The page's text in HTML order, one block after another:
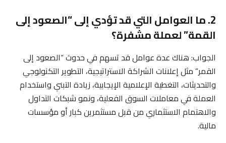
2. ما العوامل التي قد تؤدي إلى “الصعود إلى
القمة” لعملة مشفرة؟
الجواب: هناك عدة عوامل قد تسهم في حدوث “الصعود إلى
القمر” مثل إعلانات الشراكة الاستراتيجية، التطوير التكنولوجي
والتحديثات، التغطية الإعلامية الإيجابية، زيادة التبني واستخدام
العملة في معاملات السوق الفعلية، ونمو شبكات التداول
والاهتمام الاستثماري من قبل مستثمرين كبار أو مؤسسات
مالية.